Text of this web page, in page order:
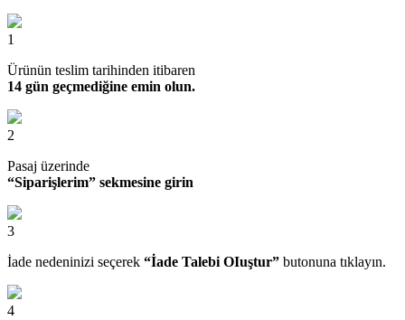
1
Ürünün teslim tarihinden itibaren
14 gün geçmediğine emin olun.
2
Pasaj üzerinde
“Siparişlerim” sekmesine girin
3
İade nedeninizi seçerek “İade Talebi OIuştur” butonuna tıklayın.
4